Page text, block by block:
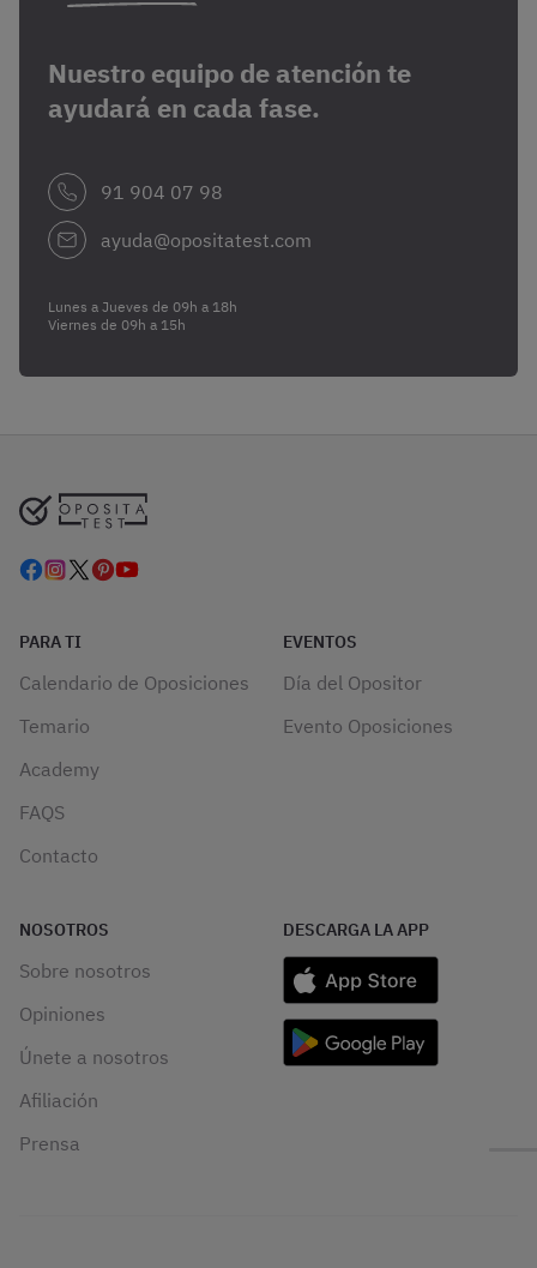
Nuestro equipo de atención te
ayudará en cada fase.
91 904 07 98
ayuda@opositatest.com
Lunes a Jueves de 09h a 18h
Viernes de 09h a 15h